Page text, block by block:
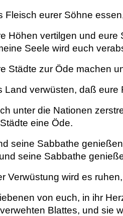
Fleisch eurer Söhne
Höhen vertilgen und
Seele wird euch
Städte zur Öde machen
Land verwüsten, daß
unter die Nationen
eine Öde.
seine Sabbathe
seine Sabbathe
Verwüstung wird es
von euch, in ihr
Blattes, und sie